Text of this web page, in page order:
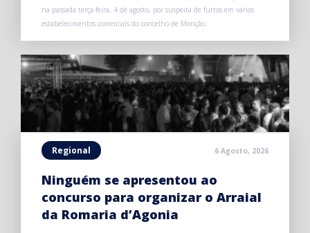
na passada terça-feira, 4 de agosto, por suspeita de furtos em vários
estabelecimentos comerciais do concelho de Monção.
Regional 6 Agosto, 2026
Ninguém se apresentou ao
concurso para organizar o Arraial
da Romaria d’Agonia